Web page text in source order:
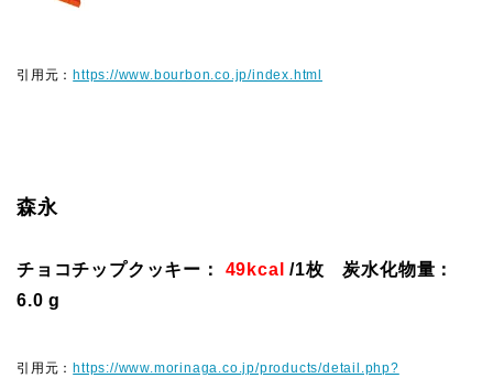
引用元： https://www.bourbon.co.jp/index.html
森永
チョコチップクッキー： 49kcal /1枚 炭水化物量：
6.0 g
引用元： https://www.morinaga.co.jp/products/detail.php?